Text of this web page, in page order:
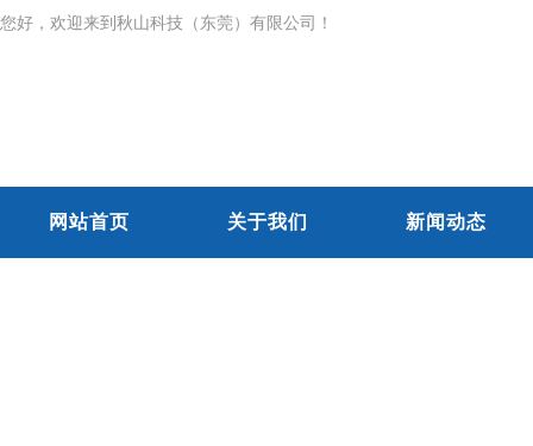
您好，欢迎来到秋山科技（东莞）有限公司！
网站首页 关于我们 新闻动态